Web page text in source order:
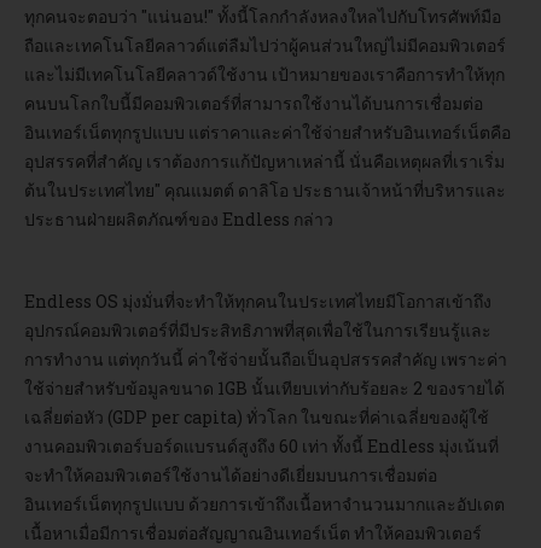
ทุกคนจะตอบว่า "แน่นอน!" ทั้งนี้โลกกำลังหลงใหลไปกับโทรศัพท์มือ
ถือและเทคโนโลยีคลาวด์แต่ลืมไปว่าผู้คนส่วนใหญ่ไม่มีคอมพิวเตอร์
และไม่มีเทคโนโลยีคลาวด์ใช้งาน เป้าหมายของเราคือการทำให้ทุก
คนบนโลกใบนี้มีคอมพิวเตอร์ที่สามารถใช้งานได้บนการเชื่อมต่อ
อินเทอร์เน็ตทุกรูปแบบ แต่ราคาและค่าใช้จ่ายสำหรับอินเทอร์เน็ตคือ
อุปสรรคที่สำคัญ เราต้องการแก้ปัญหาเหล่านี้ นั่นคือเหตุผลที่เราเริ่ม
ต้นในประเทศไทย" คุณแมตต์ ดาลิโอ ประธานเจ้าหน้าที่บริหารและ
ประธานฝ่ายผลิตภัณฑ์ของ Endless กล่าว
Endless OS มุ่งมั่นที่จะทำให้ทุกคนในประเทศไทยมีโอกาสเข้าถึง
อุปกรณ์คอมพิวเตอร์ที่มีประสิทธิภาพที่สุดเพื่อใช้ในการเรียนรู้และ
การทำงาน แต่ทุกวันนี้ ค่าใช้จ่ายนั้นถือเป็นอุปสรรคสำคัญ เพราะค่า
ใช้จ่ายสำหรับข้อมูลขนาด 1GB นั้นเทียบเท่ากับร้อยละ 2 ของรายได้
เฉลี่ยต่อหัว (GDP per capita) ทั่วโลก ในขณะที่ค่าเฉลี่ยของผู้ใช้
งานคอมพิวเตอร์บอร์ดแบรนด์สูงถึง 60 เท่า ทั้งนี้ Endless มุ่งเน้นที่
จะทำให้คอมพิวเตอร์ใช้งานได้อย่างดีเยี่ยมบนการเชื่อมต่อ
อินเทอร์เน็ตทุกรูปแบบ ด้วยการเข้าถึงเนื้อหาจำนวนมากและอัปเดต
เนื้อหาเมื่อมีการเชื่อมต่อสัญญาณอินเทอร์เน็ต ทำให้คอมพิวเตอร์